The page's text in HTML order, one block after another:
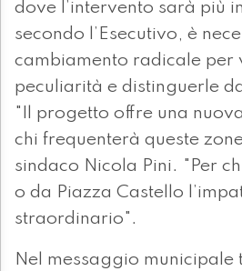
dove l’intervento sarà più
secondo l’Esecutivo, è
cambiamento radicale per
peculiarità e distinguerle
"Il progetto offre una
chi frequenterà queste
sindaco Nicola Pini. "Per
o da Piazza Castello
straordinario".
Nel messaggio municipale